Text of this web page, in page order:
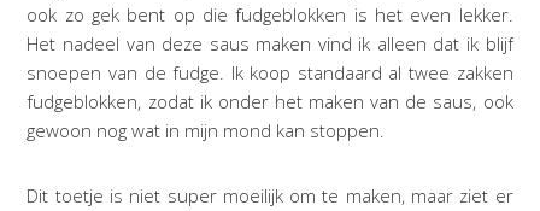
ook zo gek bent op die fudgeblokken is het even lekker.
Het nadeel van deze saus maken vind ik alleen dat ik blijf
snoepen van de fudge. Ik koop standaard al twee zakken
fudgeblokken, zodat ik onder het maken van de saus, ook
gewoon nog wat in mijn mond kan stoppen.
Dit toetje is niet super moeilijk om te maken, maar ziet er